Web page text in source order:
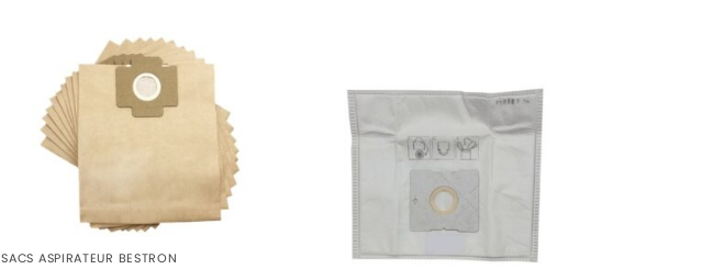
SACS ASPIRATEUR BESTRON